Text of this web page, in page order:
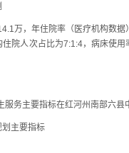
，年住院率（医疗机构数据
住院人次占比为7:1:4，病床使
主要指标在红河州南部六县
主要指标